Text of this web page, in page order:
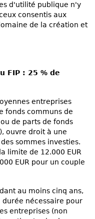
d'utilité publique n'y
consentis aux
de la création et
FIP : 25 % de
entreprises
fonds communs de
de parts de fonds
ouvre droit à une
sommes investies.
limite de 12.000 EUR
EUR pour un couple
au moins cinq ans,
durée nécessaire pour
entreprises (non